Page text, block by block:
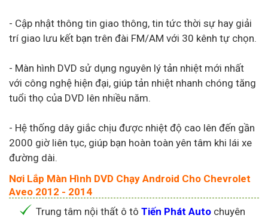
- Cập nhật thông tin giao thông, tin tức thời sự hay giải
trí giao lưu kết bạn trên đài FM/AM với 30 kênh tự chọn.
- Màn hình DVD sử dụng nguyên lý tản nhiệt mới nhất
với công nghệ hiện đại, giúp tản nhiệt nhanh chóng tăng
tuổi thọ của DVD lên nhiều năm.
- Hệ thống dây giắc chịu được nhiệt độ cao lên đến gần
2000 giờ liên tục, giúp bạn hoàn toàn yên tâm khi lái xe
đường dài.
Nơi Lắp Màn Hình DVD Chạy Android Cho Chevrolet
Aveo 2012 - 2014
Trung tâm nội thất ô tô Tiến Phát Auto chuyên